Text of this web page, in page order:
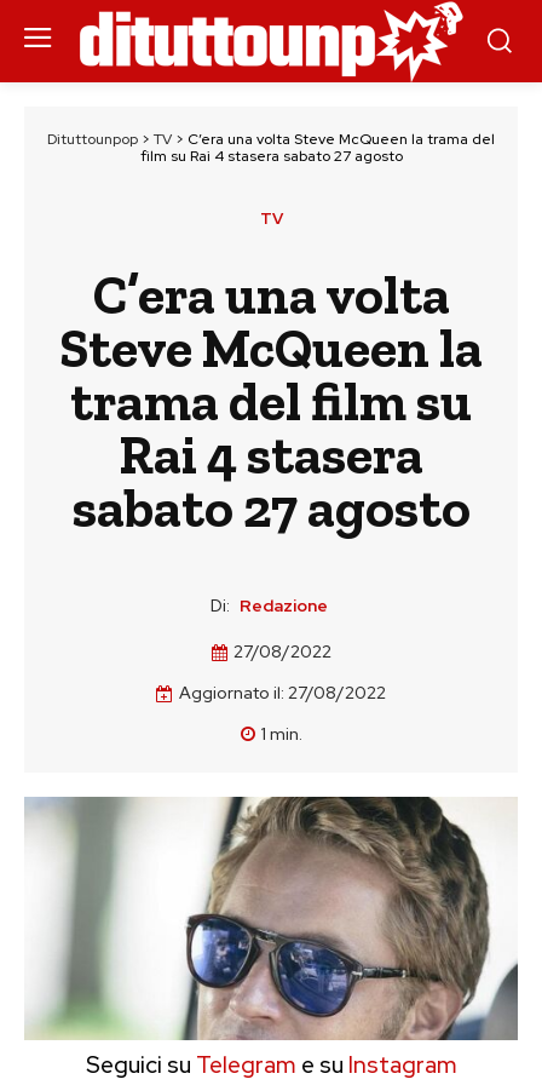
Dituttounpop > TV > C’era una volta Steve McQueen la trama del
film su Rai 4 stasera sabato 27 agosto
TV
C’era una volta
Steve McQueen la
trama del film su
Rai 4 stasera
sabato 27 agosto
Di: Redazione
27/08/2022
Aggiornato il: 27/08/2022
1 min.
Seguici su Telegram e su Instagram